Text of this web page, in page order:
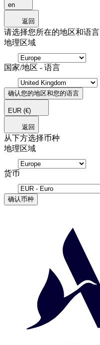
en
返回
请选择您所在的地区和语言
地理区域
国家/地区 - 语言
确认您的地区和您的语言
EUR (€)
返回
从下方选择币种
地理区域
货币
确认币种